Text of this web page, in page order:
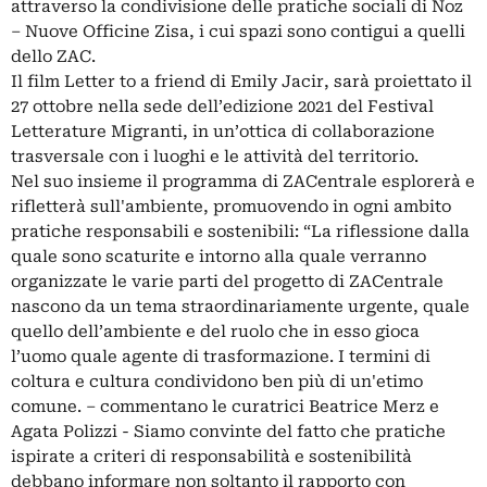
attraverso la condivisione delle pratiche sociali di Noz
– Nuove Officine Zisa, i cui spazi sono contigui a quelli
dello ZAC.
Il film Letter to a friend di Emily Jacir, sarà proiettato il
27 ottobre nella sede dell’edizione 2021 del Festival
Letterature Migranti, in un’ottica di collaborazione
trasversale con i luoghi e le attività del territorio.
Nel suo insieme il programma di ZACentrale esplorerà e
rifletterà sull'ambiente, promuovendo in ogni ambito
pratiche responsabili e sostenibili: “La riflessione dalla
quale sono scaturite e intorno alla quale verranno
organizzate le varie parti del progetto di ZACentrale
nascono da un tema straordinariamente urgente, quale
quello dell’ambiente e del ruolo che in esso gioca
l’uomo quale agente di trasformazione. I termini di
coltura e cultura condividono ben più di un'etimo
comune. – commentano le curatrici Beatrice Merz e
Agata Polizzi - Siamo convinte del fatto che pratiche
ispirate a criteri di responsabilità e sostenibilità
debbano informare non soltanto il rapporto con